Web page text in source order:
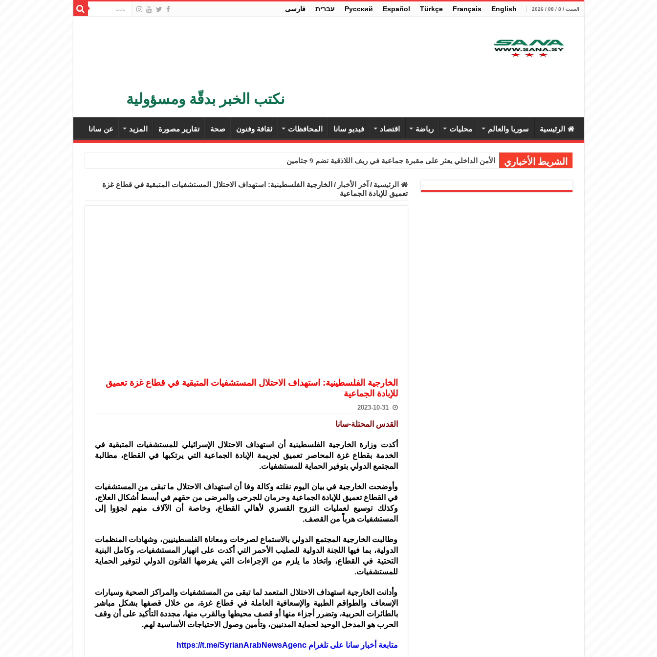
السبت / 8 / 08 / 2026 English
Français
Türkçe
Español
Pусский עברית فارسی
نكتب الخبر بدقّة ومسؤولية
الرئيسية سوريا والعالم محليات رياضة اقتصاد فيديو سانا المحافظات ثقافة وفنون صحة تقارير مصورة المزيد عن سانا
الشريط الأخباري الأمن الداخلي يعثر على مقبرة جماعية في ريف اللاذقية تضم 9 جثامين
برنية: مرسوم بإعفاء مستهلكي الكهرباء المنزلية والتجارية والصناعية من الرسوم
الرئيسية / آخر الأخبار / الخارجية الفلسطينية: استهداف الاحتلال المستشفيات المتبقية في قطاع غزة
تعميق للإبادة الجماعية
الخارجية الفلسطينية: استهداف الاحتلال المستشفيات المتبقية في قطاع غزة تعميق
للإبادة الجماعية
2023-10-31
القدس المحتلة-سانا
أكدت وزارة الخارجية الفلسطينية أن استهداف الاحتلال الإسرائيلي للمستشفيات المتبقية في
الخدمة بقطاع غزة المحاصر تعميق لجريمة الإبادة الجماعية التي يرتكبها في القطاع، مطالبة
المجتمع الدولي بتوفير الحماية للمستشفيات.
وأوضحت الخارجية في بيان اليوم نقلته وكالة وفا أن استهداف الاحتلال ما تبقى من المستشفيات
في القطاع تعميق للإبادة الجماعية وحرمان للجرحى والمرضى من حقهم في أبسط أشكال العلاج،
وكذلك توسيع لعمليات النزوح القسري لأهالي القطاع، وخاصة أن الآلاف منهم لجؤوا إلى
المستشفيات هرباً من القصف.
وطالبت الخارجية المجتمع الدولي بالاستماع لصرخات ومعاناة الفلسطينيين، وشهادات المنظمات
الدولية، بما فيها اللجنة الدولية للصليب الأحمر التي أكدت على انهيار المستشفيات، وكامل البنية
التحتية في القطاع، واتخاذ ما يلزم من الإجراءات التي يفرضها القانون الدولي لتوفير الحماية
للمستشفيات.
وأدانت الخارجية استهداف الاحتلال المتعمد لما تبقى من المستشفيات والمراكز الصحية وسيارات
الإسعاف والطواقم الطبية والإسعافية العاملة في قطاع غزة، من خلال قصفها بشكل مباشر
بالطائرات الحربية، وتضرر أجزاء منها أو قصف محيطها وبالقرب منها، مجددة التأكيد على أن وقف
الحرب هو المدخل الوحيد لحماية المدنيين، وتأمين وصول الاحتياجات الأساسية لهم.
متابعة أخبار سانا على تلغرام https://t.me/SyrianArabNewsAgenc